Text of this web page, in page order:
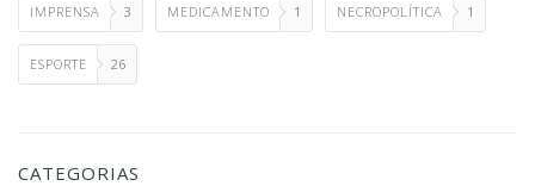
IMPRENSA 3 MEDICAMENTO 1 NECROPOLÍTICA 1
ESPORTE 26
CATEGORIAS